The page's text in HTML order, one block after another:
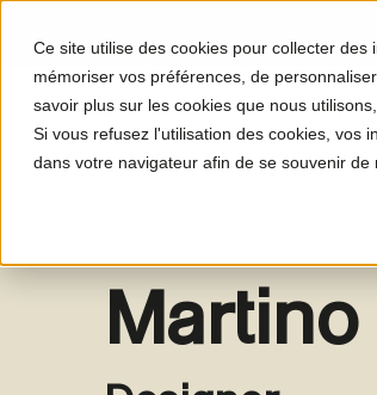
Ce site utilise des cookies pour collecter
mémoriser vos préférences, de
savoir plus sur les cookies que nous
Si vous refusez l'utilisation des cookies, vos
dans votre navigateur afin de se souvenir de